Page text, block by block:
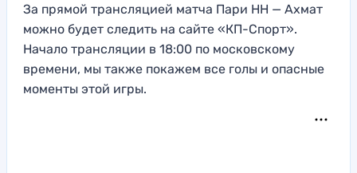
За прямой трансляцией матча Пари НН — Ахмат
можно будет следить на сайте «КП-Спорт».
Начало трансляции в 18:00 по московскому
времени, мы также покажем все голы и опасные
моменты этой игры.